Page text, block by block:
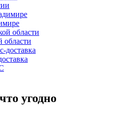
области
угодно